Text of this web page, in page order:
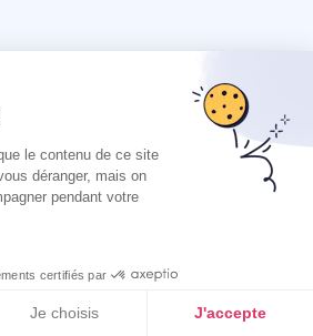
le contenu de ce site
déranger, mais on
pendant votre
certifiés par
Je choisis J'accepte
satisfaction client
clics votre satisfaction client !
mon audit !
des avisRéponses aux avis
Outil
Presence Management